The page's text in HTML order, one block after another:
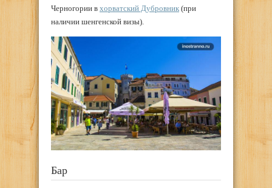
Черногории в хорватский Дубровник (при
наличии шенгенской визы).
Бар